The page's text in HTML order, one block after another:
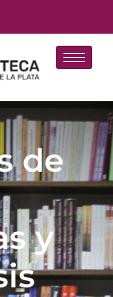
de
y